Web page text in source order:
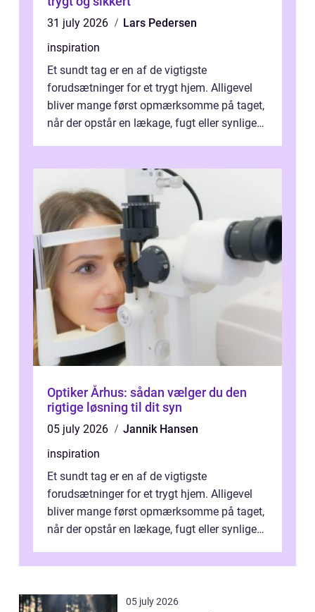
31 july 2026
Lars Pedersen
inspiration
Et sundt tag er en af de vigtigste
forudsætninger for et trygt hjem. Alligevel
bliver mange først opmærksomme på taget,
når der opstår en lækage, fugt eller synlige
Optiker Århus: sådan vælger du den
rigtige løsning til dit syn
05 july 2026
Jannik Hansen
inspiration
Et sundt tag er en af de vigtigste
forudsætninger for et trygt hjem. Alligevel
bliver mange først opmærksomme på taget,
når der opstår en lækage, fugt eller synlige
05 july 2026